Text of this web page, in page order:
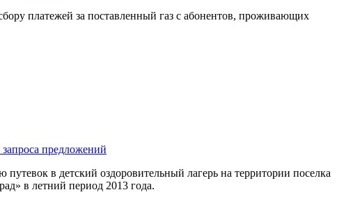
платежей за поставленный газ с абонентов, проживающих
предложений
в детский оздоровительный лагерь на территории поселка
в летний период 2013 года.